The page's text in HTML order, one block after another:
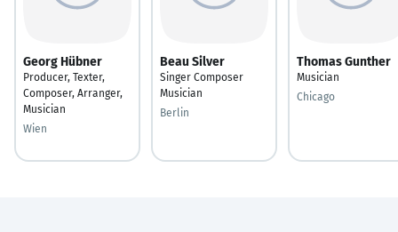
Georg Hübner
Producer, Texter,
Composer, Arranger,
Musician
Wien
Beau Silver
Singer Composer
Musician
Berlin
Thomas Gunther
Musician
Chicago